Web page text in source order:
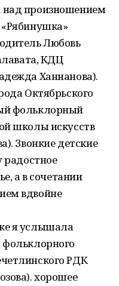
произношением
Любовь
КДЦ
Ханнанова).
Октябрьского
фольклорный
школы искусств
Звонкие детские
радостное
а в сочетании
вдвойне
я услышала
фольклорного
РДК
хорошее